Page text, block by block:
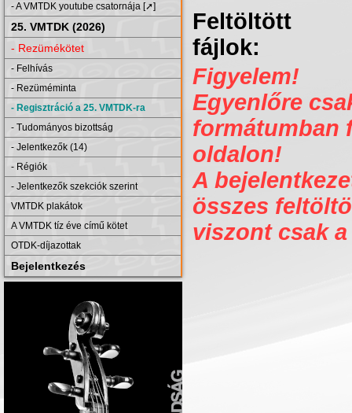
- A VMTDK youtube csatornája [➚]
25. VMTDK (2026)
- Rezümékötet
- Felhívás
- Rezüméminta
- Regisztráció a 25. VMTDK-ra
- Tudományos bizottság
- Jelentkezők (14)
- Régiók
- Jelentkezők szekciók szerint
VMTDK plakátok
A VMTDK tíz éve című kötet
OTDK-díjazottak
Bejelentkezés
Feltöltött
fájlok:
Figyelem!
Egyenlőre
formátumban
oldalon!
A
összes
viszont csak